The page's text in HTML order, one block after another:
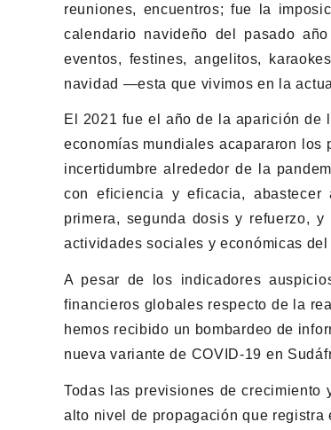
reuniones, encuentros; fue la
calendario navideño del pasado
eventos, festines, angelitos,
navidad —esta que vivimos en la
El 2021 fue el año de la aparición de
economías mundiales acapararon los
incertidumbre alrededor de la
con eficiencia y eficacia,
primera, segunda dosis y refuerzo,
actividades sociales y económicas del
A pesar de los indicadores
financieros globales respecto de la
hemos recibido un bombardeo de
nueva variante de COVID-19 en
Todas las previsiones de crecimiento
alto nivel de propagación que registra